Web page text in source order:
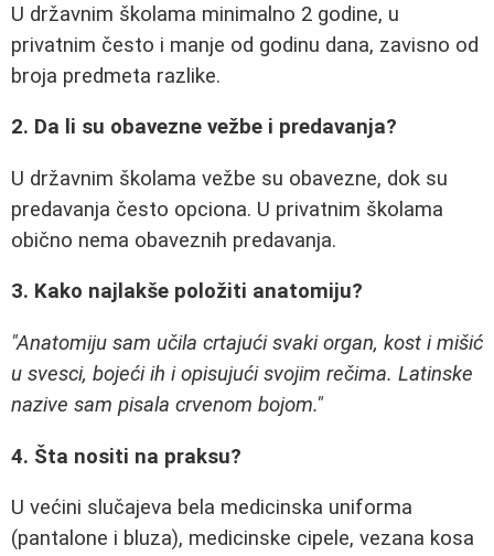
U državnim školama minimalno 2 godine, u
privatnim često i manje od godinu dana, zavisno od
broja predmeta razlike.
2. Da li su obavezne vežbe i predavanja?
U državnim školama vežbe su obavezne, dok su
predavanja često opciona. U privatnim školama
obično nema obaveznih predavanja.
3. Kako najlakše položiti anatomiju?
"Anatomiju sam učila crtajući svaki organ, kost i mišić
u svesci, bojeći ih i opisujući svojim rečima. Latinske
nazive sam pisala crvenom bojom."
4. Šta nositi na praksu?
U većini slučajeva bela medicinska uniforma
(pantalone i bluza), medicinske cipele, vezana kosa